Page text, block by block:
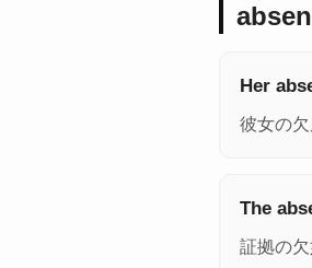
Her
彼女の欠
The
証拠の欠